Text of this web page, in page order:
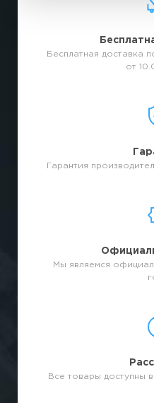
Бесплатная доставка
от
Гарантия
Мы являемся
Все товары доступны